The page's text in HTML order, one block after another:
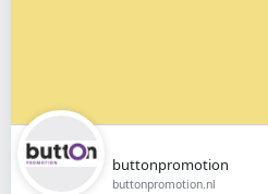
buttonpromotion
buttonpromotion.nl